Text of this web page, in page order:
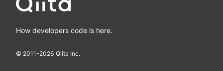
How developers code is here.
© 2011-2026 Qiita Inc.